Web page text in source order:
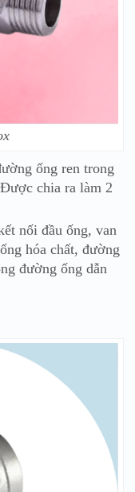
ống ren trong
chia ra làm 2
nối đầu ống, van
hóa chất, đường
đường ống dẫn